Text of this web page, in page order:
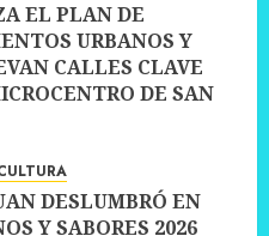
EL PLAN DE
URBANOS Y
CALLES CLAVE
DE SAN
DESLUMBRÓ EN
Y SABORES 2026